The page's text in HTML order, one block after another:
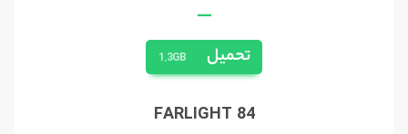
—
تحميل 1.3GB
FARLIGHT 84